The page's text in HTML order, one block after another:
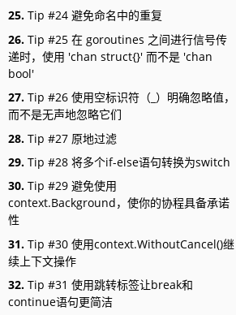
25. Tip #24 避免命名中的重复
26. Tip #25 在 goroutines 之间进行信号传
递时，使用 'chan struct{}' 而不是 'chan
bool'
27. Tip #26 使用空标识符（_）明确忽略值，
而不是无声地忽略它们
28. Tip #27 原地过滤
29. Tip #28 将多个if-else语句转换为switch
30. Tip #29 避免使用
context.Background，使你的协程具备承诺
性
31. Tip #30 使用context.WithoutCancel()继
续上下文操作
32. Tip #31 使用跳转标签让break和
continue语句更简洁